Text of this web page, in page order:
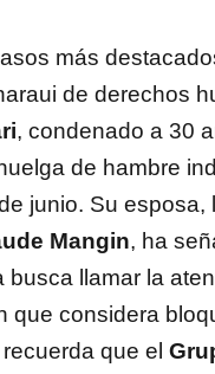
más
de derechos
, condenado a 30
de hambre
junio. Su esposa,
Mangin, ha
busca llamar la
que considera
que el